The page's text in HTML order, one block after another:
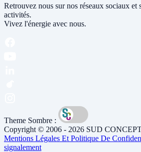
Retrouvez nous sur nos réseaux sociaux et
activités.
Vivez l'énergie avec nous.
Theme Sombre :
Copyright © 2006 - 2026 SUD CONCEPT
Mentions Légales Et Politique De
signalement